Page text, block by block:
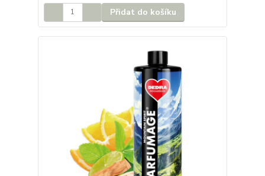
Přidat do košíku